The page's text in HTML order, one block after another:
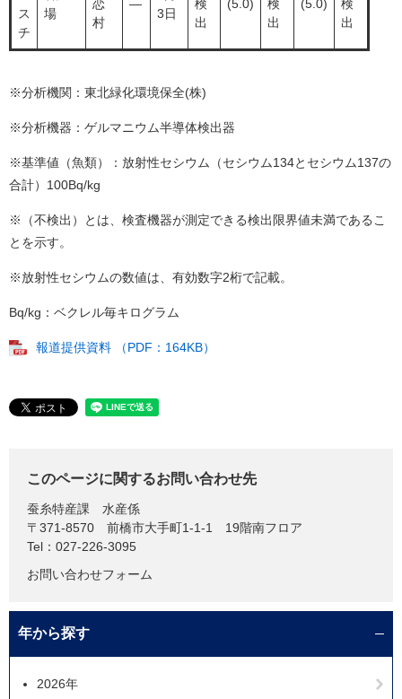
ス
チ
場
恋
村
―
3日
検
出
(5.0)
検
出
(5.0)
検
出
※分析機関：東北緑化環境保全(株)
※分析機器：ゲルマニウム半導体検出器
※基準値（魚類）：放射性セシウム（セシウム134とセシウム137の
合計）100Bq/kg
※（不検出）とは、検査機器が測定できる検出限界値未満であるこ
とを示す。
※放射性セシウムの数値は、有効数字2桁で記載。
Bq/kg：ベクレル毎キログラム
報道提供資料 （PDF：164KB）
このページに関するお問い合わせ先
蚕糸特産課
水産係
〒371-8570
前橋市大手町1-1-1 19階南フロア
Tel：027-226-3095
お問い合わせフォーム
年から探す
2026年